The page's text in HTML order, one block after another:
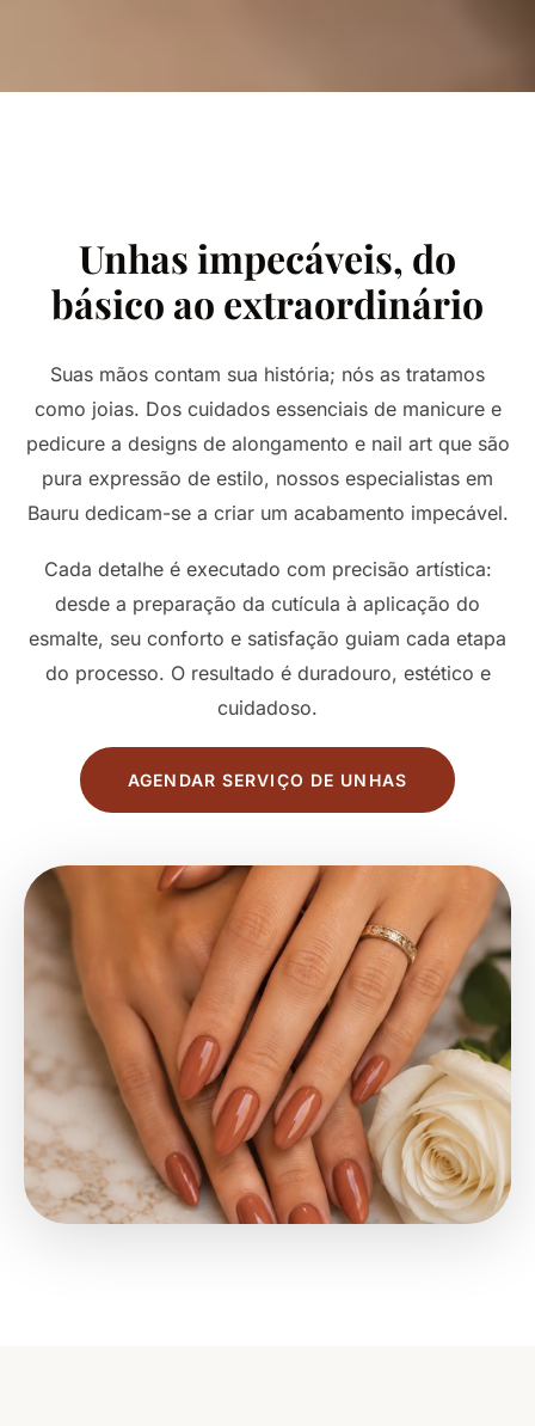
Unhas impecáveis, do
básico ao extraordinário
Suas mãos contam sua história; nós as tratamos
como joias. Dos cuidados essenciais de manicure e
pedicure a designs de alongamento e nail art que são
pura expressão de estilo, nossos especialistas em
Bauru dedicam-se a criar um acabamento impecável.
Cada detalhe é executado com precisão artística:
desde a preparação da cutícula à aplicação do
esmalte, seu conforto e satisfação guiam cada etapa
do processo. O resultado é duradouro, estético e
cuidadoso.
AGENDAR SERVIÇO DE UNHAS